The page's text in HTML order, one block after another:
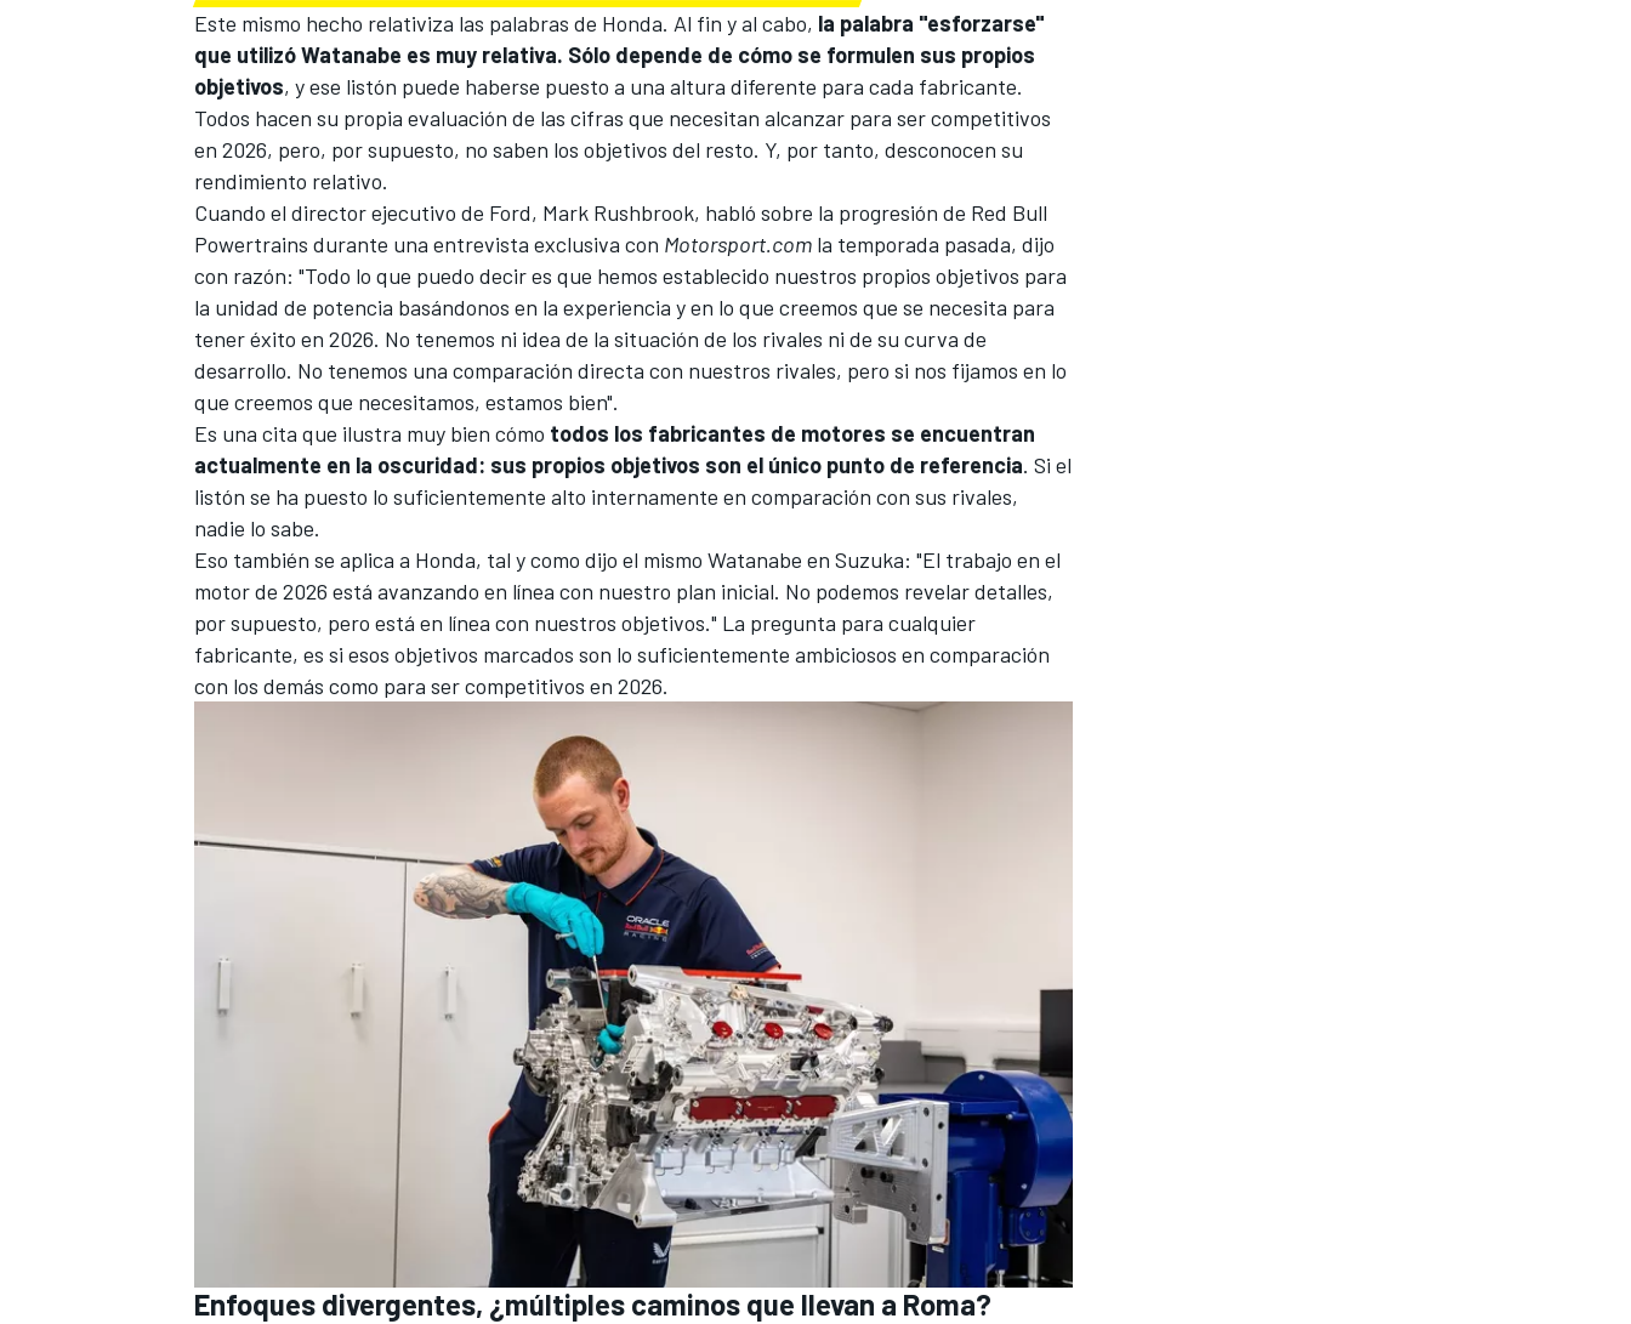
MÁS CATEGORÍAS
Este mismo hecho relativiza las palabras de Honda. Al fin y al cabo, la palabra "esforzarse"
que utilizó Watanabe es muy relativa. Sólo depende de cómo se formulen sus propios
objetivos, y ese listón puede haberse puesto a una altura diferente para cada fabricante.
Todos hacen su propia evaluación de las cifras que necesitan alcanzar para ser competitivos
en 2026, pero, por supuesto, no saben los objetivos del resto. Y, por tanto, desconocen su
rendimiento relativo.
Cuando el director ejecutivo de Ford, Mark Rushbrook, habló sobre la progresión de Red Bull
Powertrains durante una entrevista exclusiva con Motorsport.com la temporada pasada, dijo
con razón: "Todo lo que puedo decir es que hemos establecido nuestros propios objetivos para
la unidad de potencia basándonos en la experiencia y en lo que creemos que se necesita para
tener éxito en 2026. No tenemos ni idea de la situación de los rivales ni de su curva de
desarrollo. No tenemos una comparación directa con nuestros rivales, pero si nos fijamos en lo
que creemos que necesitamos, estamos bien".
Es una cita que ilustra muy bien cómo todos los fabricantes de motores se encuentran
actualmente en la oscuridad: sus propios objetivos son el único punto de referencia. Si el
listón se ha puesto lo suficientemente alto internamente en comparación con sus rivales,
nadie lo sabe.
Eso también se aplica a Honda, tal y como dijo el mismo Watanabe en Suzuka: "El trabajo en el
motor de 2026 está avanzando en línea con nuestro plan inicial. No podemos revelar detalles,
por supuesto, pero está en línea con nuestros objetivos." La pregunta para cualquier
fabricante, es si esos objetivos marcados son lo suficientemente ambiciosos en comparación
con los demás como para ser competitivos en 2026.
Enfoques divergentes, ¿múltiples caminos que llevan a Roma?